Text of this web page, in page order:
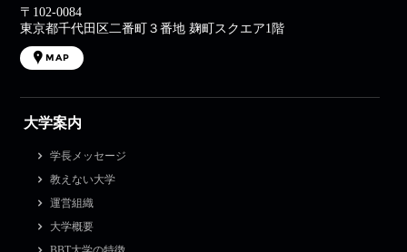
〒102-0084
東京都千代田区二番町３番地 麹町スクエア1階
MAP
大学案内
学長メッセージ
教えない大学
運営組織
大学概要